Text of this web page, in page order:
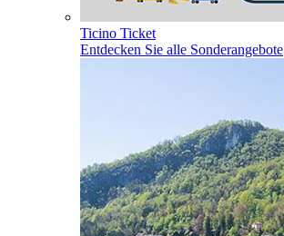
Ticino Ticket
Entdecken Sie alle Sonderangebote